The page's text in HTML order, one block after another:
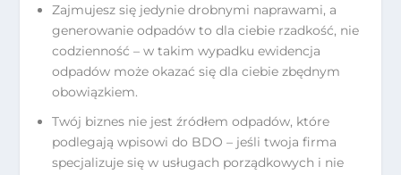
Zajmujesz się jedynie drobnymi naprawami, a
generowanie odpadów to dla ciebie rzadkość, nie
codzienność – w takim wypadku ewidencja
odpadów może okazać się dla ciebie zbędnym
obowiązkiem.
Twój biznes nie jest źródłem odpadów, które
podlegają wpisowi do BDO – jeśli twoja firma
specjalizuje się w usługach porządkowych i nie